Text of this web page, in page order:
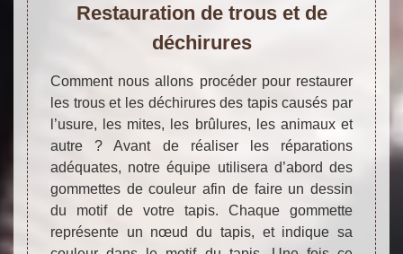
Restauration de trous et de
déchirures
Comment nous allons procéder pour restaurer
les trous et les déchirures des tapis causés par
l’usure, les mites, les brûlures, les animaux et
autre ? Avant de réaliser les réparations
adéquates, notre équipe utilisera d’abord des
gommettes de couleur afin de faire un dessin
du motif de votre tapis. Chaque gommette
représente un nœud du tapis, et indique sa